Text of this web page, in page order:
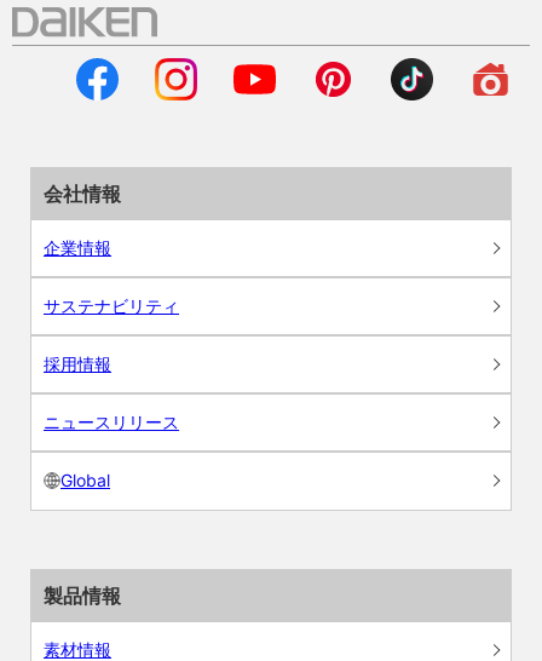
会社情報
企業情報
サステナビリティ
採用情報
ニュースリリース
Global
製品情報
素材情報